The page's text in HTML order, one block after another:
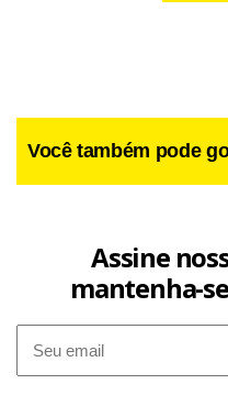
Facebook
Você também pode
Assine
mantenha-